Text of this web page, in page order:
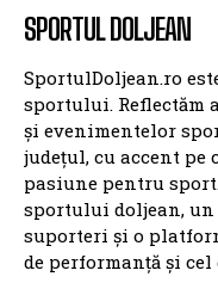
SPORTUL DOLJEAN
SportulDoljean.ro
sportului. Reflectăm
și evenimentelor
județul, cu accent pe
pasiune pentru
sportului doljean, un
suporteri și o